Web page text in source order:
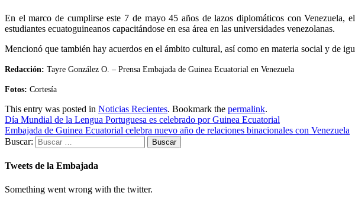
En el marco de cumplirse este 7 de mayo 45 años de lazos diplomáticos con Venezuela,
estudiantes ecuatoguineanos capacitándose en esa área en las universidades venezolanas.
Mencionó que también hay acuerdos en el ámbito cultural, así como en materia social y de
Redacción: Tayre González O. – Prensa Embajada de Guinea Ecuatorial en Venezuela
Fotos: Cortesía
This entry was posted in Noticias Recientes. Bookmark the permalink.
Día Mundial de la Lengua Portuguesa es celebrado por Guinea Ecuatorial
Embajada de Guinea Ecuatorial celebra nuevo año de relaciones binacionales con Venezuela
Buscar:
Tweets de la Embajada
Something went wrong with the twitter.